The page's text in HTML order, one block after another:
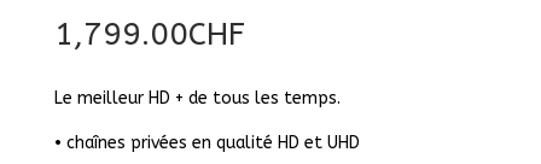
1,799.00CHF
Le meilleur HD + de tous les temps.
• chaînes privées en qualité HD et UHD